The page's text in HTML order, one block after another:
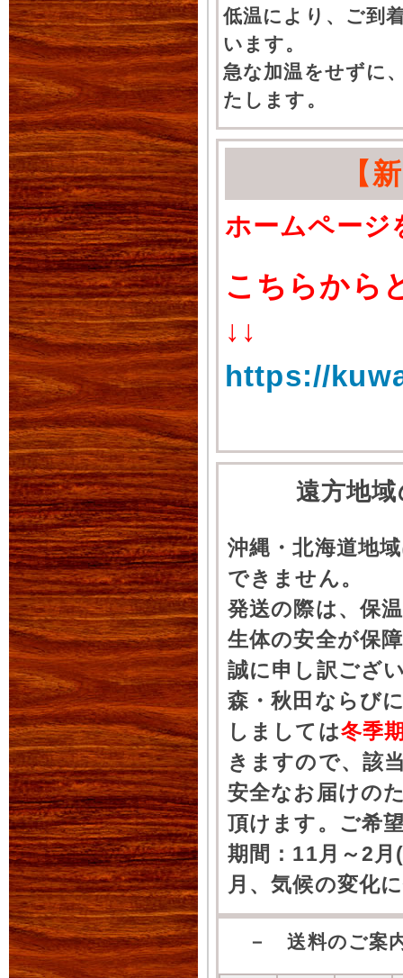
低温により、ご到
います。
急な加温をせずに
たします。
【
ホームページ
こちらから
↓↓
https://
遠方地
沖縄・北海道地
できません。
発送の際は、保
生体の安全が保
誠に申し訳ござ
森・秋田ならび
しましては冬季
きますので、該
安全なお届けの
頂けます。ご希
期間：11月～2
月、気候の変化
－ 送料のご案